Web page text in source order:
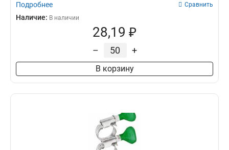
Подробнее Сравнить
Наличие: В наличии
28,19 ₽
– +
В корзину